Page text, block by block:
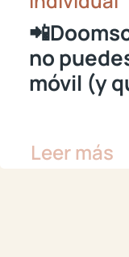
no
móvil (y
Leer más